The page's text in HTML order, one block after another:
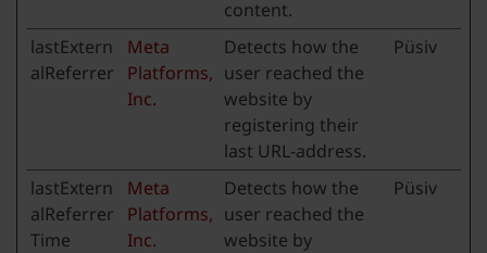
content.
lastExtern
alReferrer
Meta
Platforms,
Inc.
Detects how the
user reached the
website by
registering their
last URL-address.
Püsiv
lastExtern
alReferrer
Time
Meta
Platforms,
Inc.
Detects how the
user reached the
website by
Püsiv